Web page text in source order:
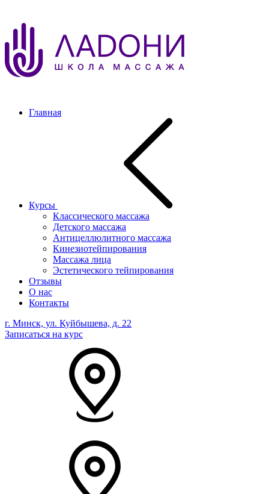
Главная
Курсы
Классического массажа
Детского массажа
Антицеллюлитного массажа
Кинезиотейпирования
Массажа лица
Эстетического тейпирования
Отзывы
О нас
Контакты
г. Минск, ул. Куйбышева, д. 22
Записаться на курс